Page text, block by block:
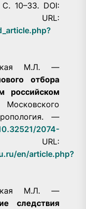
10–33. DOI:
URL:
М.Л. —
отбора
российском
—
2074-
URL:
en/article.php?
М.Л. —
следствия